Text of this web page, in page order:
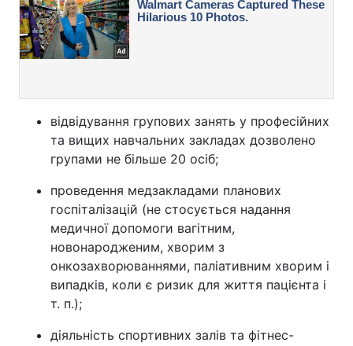
відвідування групових занять у професійних
та вищих навчальних закладах дозволено
групами не більше 20 осіб;
проведення медзакладами планових
госпіталізацій (не стосується надання
медичної допомоги вагітним,
новонародженим, хворим з
онкозахворюваннями, паліативним хворим і
випадків, коли є ризик для життя пацієнта і
т. п.);
діяльність спортивних залів та фітнес-